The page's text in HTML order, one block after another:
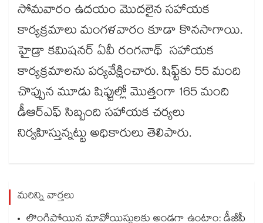
సోమవారం ఉదయం మొదలైన సహాయక
కార్యక్రమాలు మంగళవారం కూడా కొనసాగాయి.
హైడ్రా కమిషనర్ ఏవీ రంగనాథ్ సహాయక
కార్యక్రమాలను పర్యవేక్షించారు. షిఫ్ట్​కు 55 మంది
చొప్పున మూడు షిఫ్టుల్లో మొత్తంగా 165 మంది
డీఆర్ఎఫ్ సిబ్బంది సహాయక చర్యలు
నిర్వహిస్తున్నట్టు అధికారులు తెలిపారు.
మరిన్ని వార్తలు